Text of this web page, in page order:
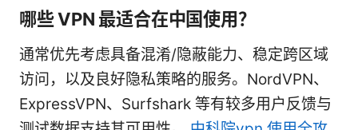
哪些 VPN 最适合在中国使用？
通常优先考虑具备混淆/隐蔽能力、稳定跨区域
访问，以及良好隐私策略的服务。NordVPN、
ExpressVPN、Surfshark 等有较多用户反馈与